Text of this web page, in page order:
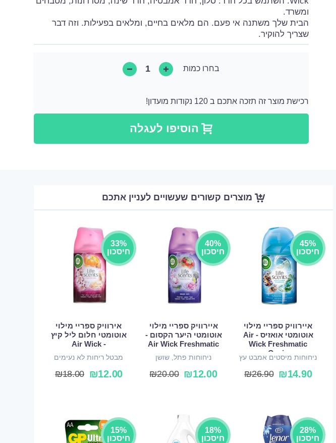
ומשרד.
הבית שלך משתנה אי פעם. הם מלאים בחיים, ומלאים בפעילות. וזה דבר
שצריך להוקיר.
בחרו כמות
רכישת מוצר זה תזכה אתכם ב 120 נקודות מועדון!
הוסיפו לעגלה
מוצרים קשורים שעשויים לעניין אתכם
45%
חיסכון
איירוויק ספריי מילוי
אוטומטי אואזיס - Air
Wick Freshmatic
Oazis
ניחוחות מיסטים אמבט עץ
₪14.90
₪26.90
40%
חיסכון
איירוויק ספריי מילוי
אוטומטי היער הקסום -
Air Wick Freshmatic
ניחוחות פתל, שושן
ומרשמלו
₪12.00
₪20.00
33%
חיסכון
אירוויק ספריי מילוי
אוטומטי חלום ליל קיץ
- Air Wick
מבטל ריחות לא נעימים
ומרענן את האוויר
₪12.00
₪18.00
28%
חיסכון
18%
חיסכון
15%
חיסכון